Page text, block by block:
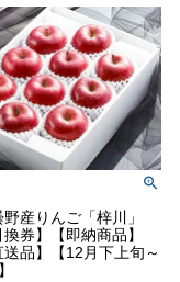
産りんご「梓川」
換券】【即納商品】
送品】【12月下上旬～